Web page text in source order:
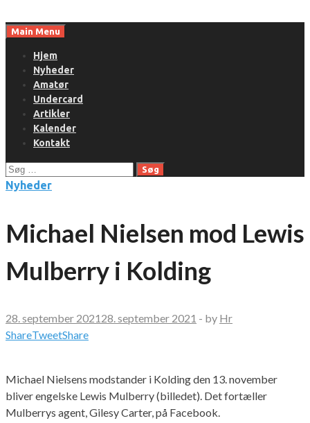
toMain Menu
Hjem
Nyheder
Amatør
Undercard
Artikler
Kalender
Kontakt
Søg
efter:
Nyheder
Michael Nielsen mod Lewis
Mulberry i Kolding
28. september 2021 28. september 2021 - by Hr
ShareTweetShare
Michael Nielsens modstander i Kolding den 13. november
bliver engelske Lewis Mulberry (billedet). Det fortæller
Mulberrys agent, Gilesy Carter, på Facebook.